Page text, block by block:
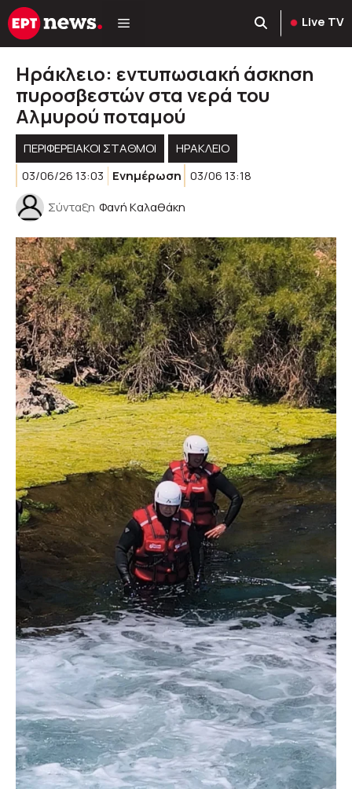
Μετάβαση
σε
Live TV
Ηράκλειο: εντυπωσιακή άσκηση
πυροσβεστών στα νερά του
Αλμυρού ποταμού
ΠΕΡΙΦΕΡΕΙΑΚΟΊ ΣΤΑΘΜΟΊ
ΗΡΑΚΛΕΙΟ
03/06/26 13:03
Ενημέρωση 03/06 13:18
Σύνταξη Φανή Kαλαθάκη